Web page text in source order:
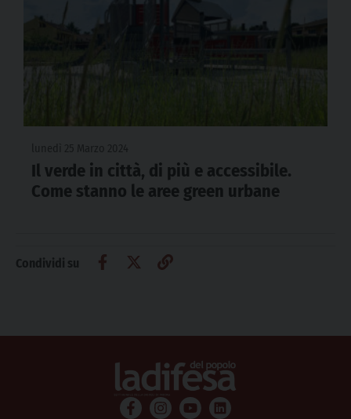
Il verde in città, di più e accessibile.
Come stanno le aree green urbane
Condividi su